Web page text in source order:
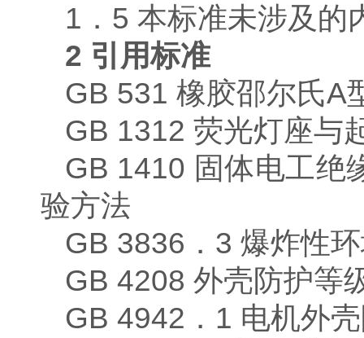
1．5 本标准未涉及的
2 引用标准
GB 531 橡胶邵尔氏A
GB 1312 荧光灯座与
GB 1410 固体电工绝
验方法
GB 3836．3 爆炸性
GB 4208 外壳防护等
GB 4942．1 电机外